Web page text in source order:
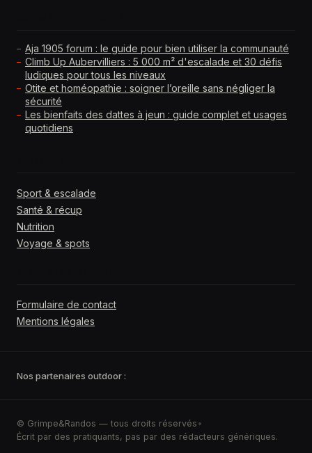
Aja 1905 forum : le guide pour bien utiliser la communauté
Climb Up Aubervilliers : 5 000 m² d'escalade et 30 défis
ludiques pour tous les niveaux
Otite et homéopathie : soigner l’oreille sans négliger la
sécurité
Les bienfaits des dattes à jeun : guide complet et usages
quotidiens
Sport & escalade
Santé & récup
Nutrition
Voyage & spots
Formulaire de contact
Mentions légales
Nos partenaires outdoor :
© Grimpe&Randos — tous droits réservés •
Écrit par des pratiquants, pas par des rédacteurs génériques.